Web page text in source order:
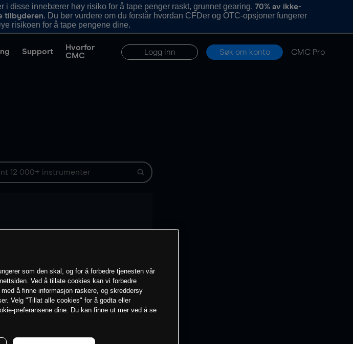
i disse innebærer høy risiko for å tape penger raskt, grunnet gearing.70% av ikke-
tilbyderen. Du bør vurdere om du forstår hvordan CFDer og OTC-opsjoner fungerer
risikoen for å tape pengene dine.
Support
Hvorfor
CMC
Logg inn Søk om konto CMC Pro
som den skal, og for å forbedre tjenesten vår
Ved å tillate cookies kan vi forbedre
å finne informasjon raskere, og skreddersy
Velg "Tillat alle cookies" for å godta eller
preferansene dine. Du kan finne ut mer ved å se